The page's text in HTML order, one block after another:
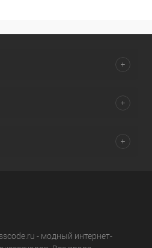
- модный интернет-